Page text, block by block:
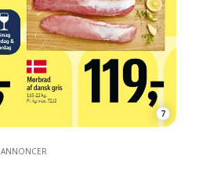
7
ANNONCER